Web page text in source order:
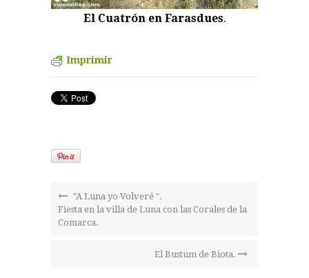
El Cuatrón en Farasdues.
Imprimir
"A Luna yo Volveré ".
Fiesta en la villa de Luna con las Corales de la
Comarca.
El Bustum de Biota.